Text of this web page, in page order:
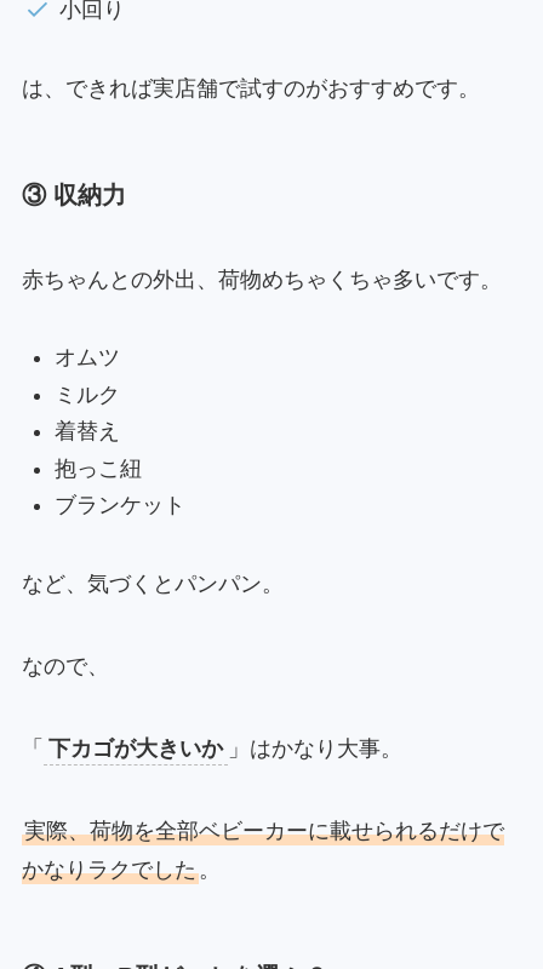
小回り
は、できれば実店舗で試すのがおすすめです。
③ 収納力
赤ちゃんとの外出、荷物めちゃくちゃ多いです。
オムツ
ミルク
着替え
抱っこ紐
ブランケット
など、気づくとパンパン。
なので、
「 下カゴが大きいか 」はかなり大事。
実際、荷物を全部ベビーカーに載せられるだけで
かなりラクでした。